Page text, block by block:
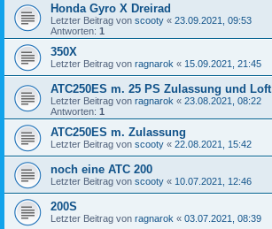
Honda Gyro X Dreirad
Letzter Beitrag von scooty « 23.09.2021, 09:53
Antworten: 1
350X
Letzter Beitrag von ragnarok « 15.09.2021, 21:45
ATC250ES m. 25 PS Zulassung und Loft
Letzter Beitrag von ragnarok « 23.08.2021, 08:22
Antworten: 1
ATC250ES m. Zulassung
Letzter Beitrag von scooty « 22.08.2021, 15:42
noch eine ATC 200
Letzter Beitrag von scooty « 10.07.2021, 12:46
200S
Letzter Beitrag von ragnarok « 03.07.2021, 08:39